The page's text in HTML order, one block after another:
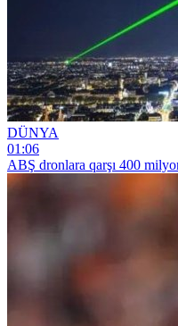
DÜNYA
01:06
ABŞ dronlara qarşı 400